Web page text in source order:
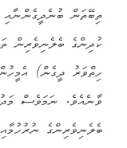
ތިބޭތަން
ކުދިންގެ ބެލެނިވެރިން
ހިތްވަރު ދީގެން)
ވާނެއެވެ. ނަމަވެސް މަދު
ބެލެނިވެރިންގެ